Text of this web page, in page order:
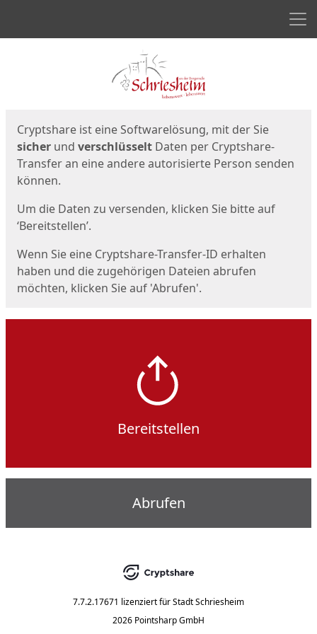
Cryptshare ist eine Softwarelösung, mit der Sie
sicher und verschlüsselt Daten per Cryptshare-
Transfer an eine andere autorisierte Person senden
können.
Um die Daten zu versenden, klicken Sie bitte auf
‘Bereitstellen’.
Wenn Sie eine Cryptshare-Transfer-ID erhalten
haben und die zugehörigen Dateien abrufen
möchten, klicken Sie auf 'Abrufen'.
Bereitstellen
Abrufen
7.7.2.17671 lizenziert fürStadt Schriesheim
2026 Pointsharp GmbH